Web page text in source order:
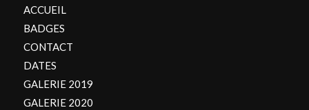
ACCUEIL
BADGES
CONTACT
DATES
GALERIE 2019
GALERIE 2020